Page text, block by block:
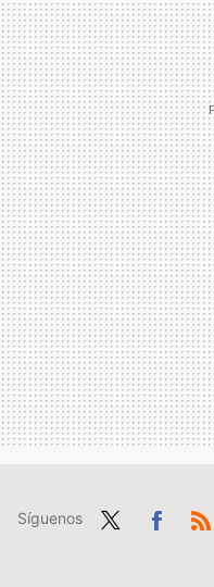
Síguenos